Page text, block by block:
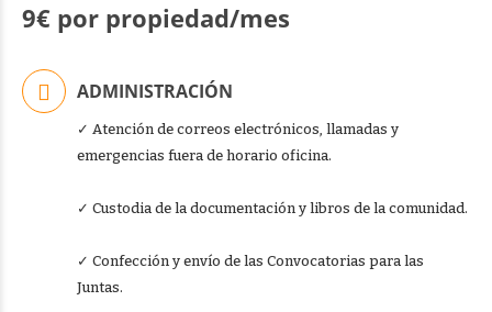
9€ por propiedad/mes
ADMINISTRACIÓN
✓ Atención de correos electrónicos, llamadas y
emergencias fuera de horario oficina.
✓ Custodia de la documentación y libros de la comunidad.
✓ Confección y envío de las Convocatorias para las
Juntas.